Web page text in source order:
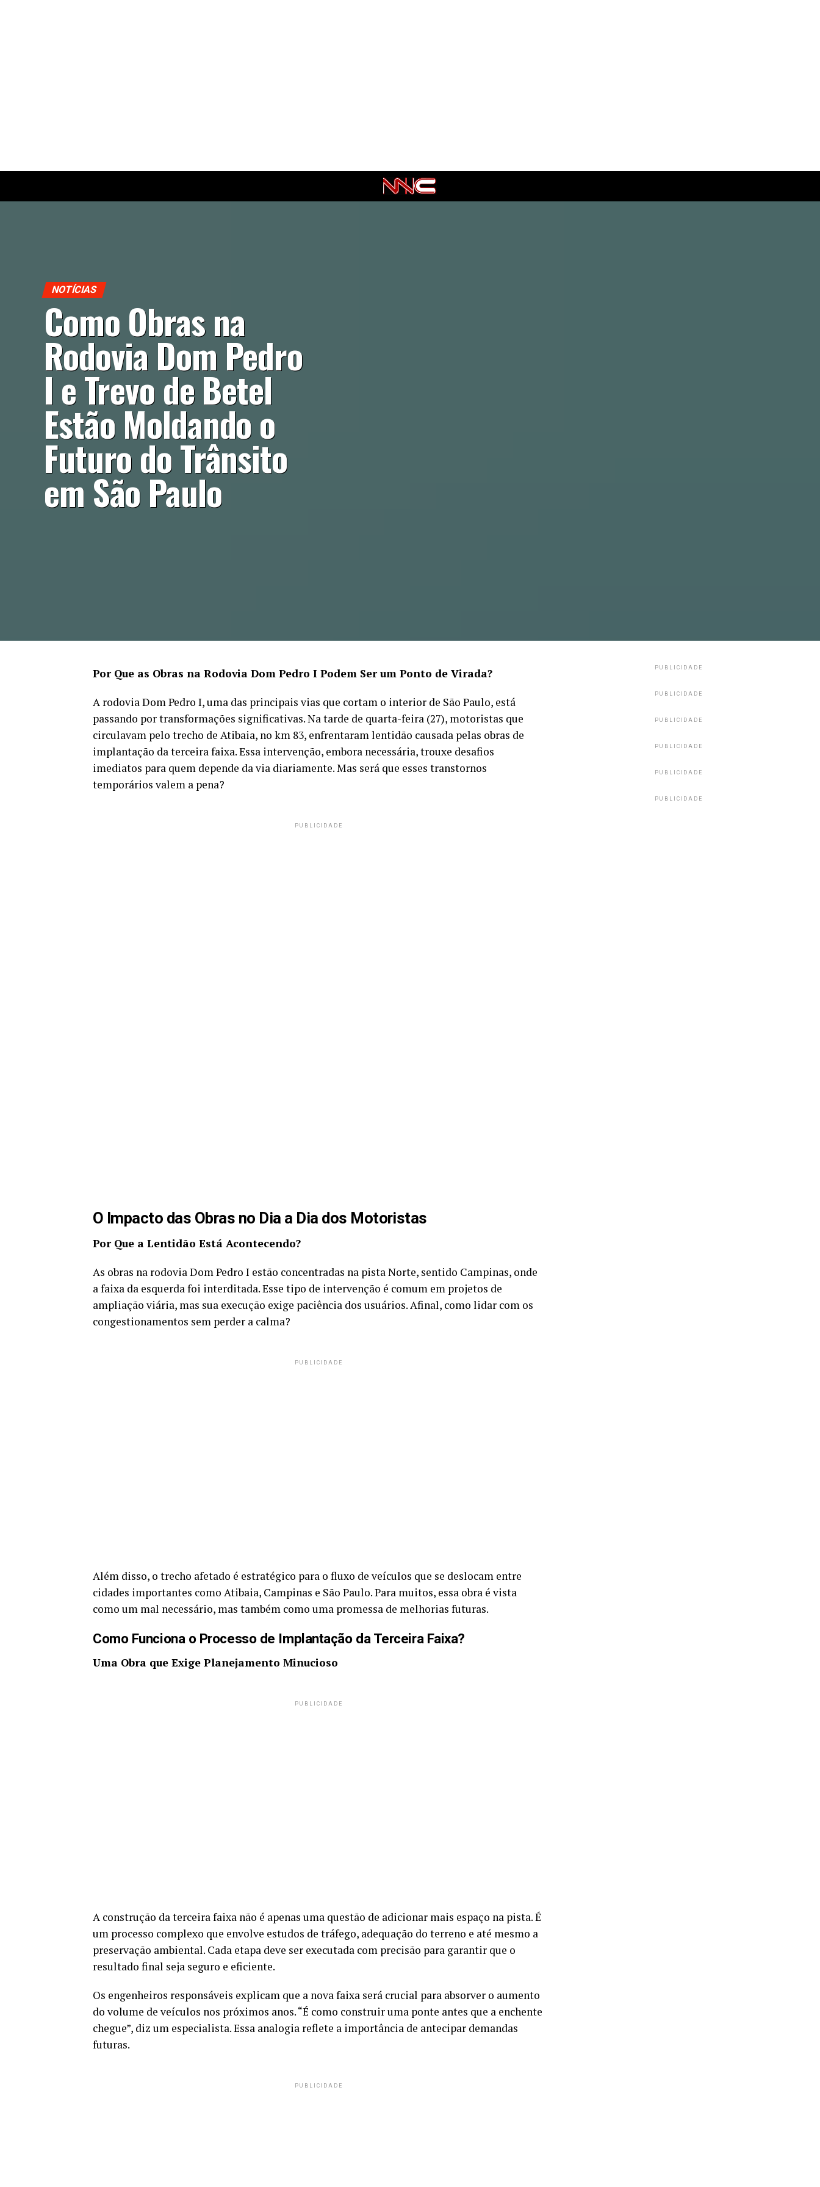
NOTÍCIAS
Como Obras na
Rodovia Dom Pedro
I e Trevo de Betel
Estão Moldando o
Futuro do Trânsito
em São Paulo
Por Que as Obras na Rodovia Dom Pedro I Podem Ser um Ponto de Virada?
A rodovia Dom Pedro I, uma das principais vias que cortam o interior de São Paulo, está
passando por transformações significativas. Na tarde de quarta-feira (27), motoristas que
circulavam pelo trecho de Atibaia, no km 83, enfrentaram lentidão causada pelas obras de
implantação da terceira faixa. Essa intervenção, embora necessária, trouxe desafios
imediatos para quem depende da via diariamente. Mas será que esses transtornos
temporários valem a pena?
PUBLICIDADE
O Impacto das Obras no Dia a Dia dos Motoristas
Por Que a Lentidão Está Acontecendo?
As obras na rodovia Dom Pedro I estão concentradas na pista Norte, sentido Campinas, onde
a faixa da esquerda foi interditada. Esse tipo de intervenção é comum em projetos de
ampliação viária, mas sua execução exige paciência dos usuários. Afinal, como lidar com os
congestionamentos sem perder a calma?
PUBLICIDADE
Além disso, o trecho afetado é estratégico para o fluxo de veículos que se deslocam entre
cidades importantes como Atibaia, Campinas e São Paulo. Para muitos, essa obra é vista
como um mal necessário, mas também como uma promessa de melhorias futuras.
Como Funciona o Processo de Implantação da Terceira Faixa?
Uma Obra que Exige Planejamento Minucioso
PUBLICIDADE
A construção da terceira faixa não é apenas uma questão de adicionar mais espaço na pista. É
um processo complexo que envolve estudos de tráfego, adequação do terreno e até mesmo a
preservação ambiental. Cada etapa deve ser executada com precisão para garantir que o
resultado final seja seguro e eficiente.
Os engenheiros responsáveis explicam que a nova faixa será crucial para absorver o aumento
do volume de veículos nos próximos anos. “É como construir uma ponte antes que a enchente
chegue”, diz um especialista. Essa analogia reflete a importância de antecipar demandas
futuras.
PUBLICIDADE
PUBLICIDADE
PUBLICIDADE
PUBLICIDADE
PUBLICIDADE
PUBLICIDADE
PUBLICIDADE